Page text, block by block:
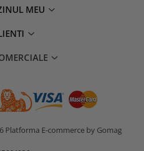
MEU
Platforma E-commerce by Gomag